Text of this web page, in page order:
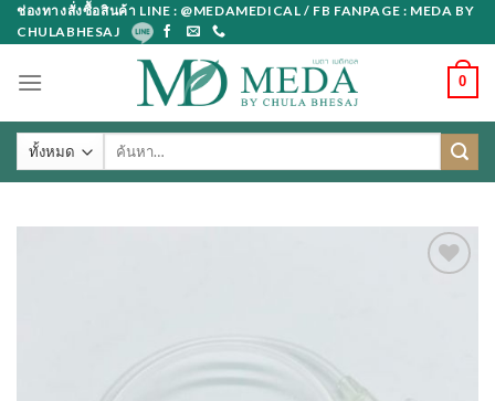
Skip
to
ช่องทางสั่งซื้อสินค้า LINE : @MEDAMEDICAL / FB FANPAGE : MEDA BY
CHULABHESAJ
0
ค้นหา: